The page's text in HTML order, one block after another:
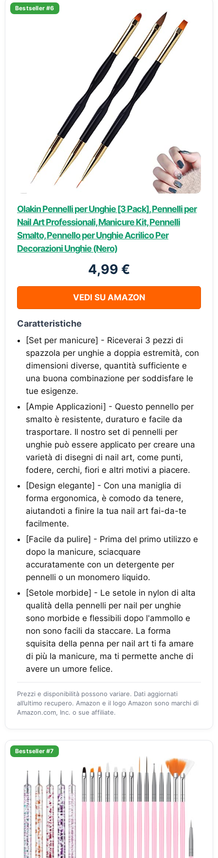
Bestseller #6
Olakin Pennelli per Unghie [3 Pack], Pennelli per
Nail Art Professionali, Manicure Kit, Pennelli
Smalto, Pennello per Unghie Acrilico Per
Decorazioni Unghie (Nero)
4,99 €
VEDI SU AMAZON
Caratteristiche
[Set per manicure] - Riceverai 3 pezzi di
spazzola per unghie a doppia estremità, con
dimensioni diverse, quantità sufficiente e
una buona combinazione per soddisfare le
tue esigenze.
[Ampie Applicazioni] - Questo pennello per
smalto è resistente, duraturo e facile da
trasportare. Il nostro set di pennelli per
unghie può essere applicato per creare una
varietà di disegni di nail art, come punti,
fodere, cerchi, fiori e altri motivi a piacere.
[Design elegante] - Con una maniglia di
forma ergonomica, è comodo da tenere,
aiutandoti a finire la tua nail art fai-da-te
facilmente.
[Facile da pulire] - Prima del primo utilizzo e
dopo la manicure, sciacquare
accuratamente con un detergente per
pennelli o un monomero liquido.
[Setole morbide] - Le setole in nylon di alta
qualità della pennelli per nail per unghie
sono morbide e flessibili dopo l'ammollo e
non sono facili da staccare. La forma
squisita della penna per nail art ti fa amare
di più la manicure, ma ti permette anche di
avere un umore felice.
Prezzi e disponibilità possono variare. Dati aggiornati
all’ultimo recupero. Amazon e il logo Amazon sono marchi di
Amazon.com, Inc. o sue affiliate.
Bestseller #7